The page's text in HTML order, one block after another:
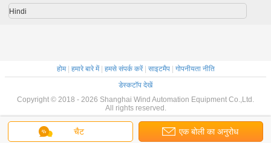
चैट एक बोली का अनुरोध
Hindi
होम| हमारे बारे में| हमसे संपर्क करें| साइटमैप| गोपनीयता नीति
डेस्कटॉप देखें
Copyright © 2018 - 2026 Shanghai Wind Automation Equipment Co.,Ltd.
All rights reserved.